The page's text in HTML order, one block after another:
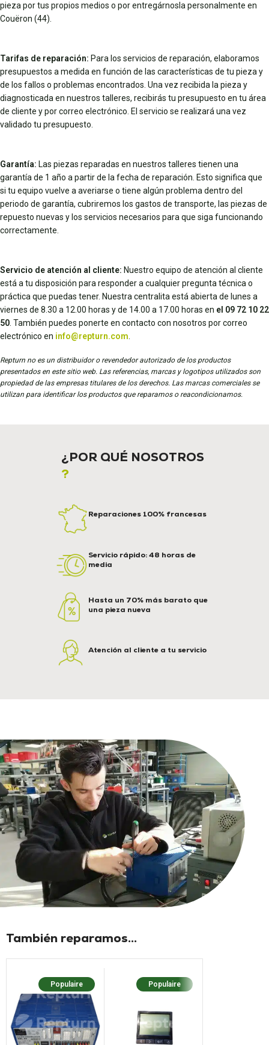
pieza por tus propios medios o por entregárnosla personalmente en
Couëron (44).
Tarifas de reparación: Para los servicios de reparación, elaboramos
presupuestos a medida en función de las características de tu pieza y
de los fallos o problemas encontrados. Una vez recibida la pieza y
diagnosticada en nuestros talleres, recibirás tu presupuesto en tu área
de cliente y por correo electrónico. El servicio se realizará una vez
validado tu presupuesto.
Garantía: Las piezas reparadas en nuestros talleres tienen una
garantía de 1 año a partir de la fecha de reparación. Esto significa que
si tu equipo vuelve a averiarse o tiene algún problema dentro del
periodo de garantía, cubriremos los gastos de transporte, las piezas de
repuesto nuevas y los servicios necesarios para que siga funcionando
correctamente.
Servicio de atención al cliente: Nuestro equipo de atención al cliente
está a tu disposición para responder a cualquier pregunta técnica o
práctica que puedas tener. Nuestra centralita está abierta de lunes a
viernes de 8.30 a 12.00 horas y de 14.00 a 17.00 horas en el 09 72 10 22
50 . También puedes ponerte en contacto con nosotros por correo
electrónico en info@repturn.com
Repturn no es un distribuidor o revendedor autorizado de los productos
presentados en este sitio web. Las referencias, marcas y logotipos utilizados son
propiedad de las empresas titulares de los derechos. Las marcas comerciales se
utilizan para identificar los productos que reparamos o reacondicionamos.
¿POR QUÉ NOSOTROS
?
Reparaciones 100% francesas
Servicio rápido: 48 horas de
media
Hasta un 70% más barato que
una pieza nueva
Atención al cliente a tu servicio
También reparamos...
Populaire Populaire Populaire